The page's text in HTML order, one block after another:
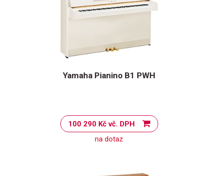
Yamaha Pianino B1 PWH
100 290 Kč vč. DPH
na dotaz